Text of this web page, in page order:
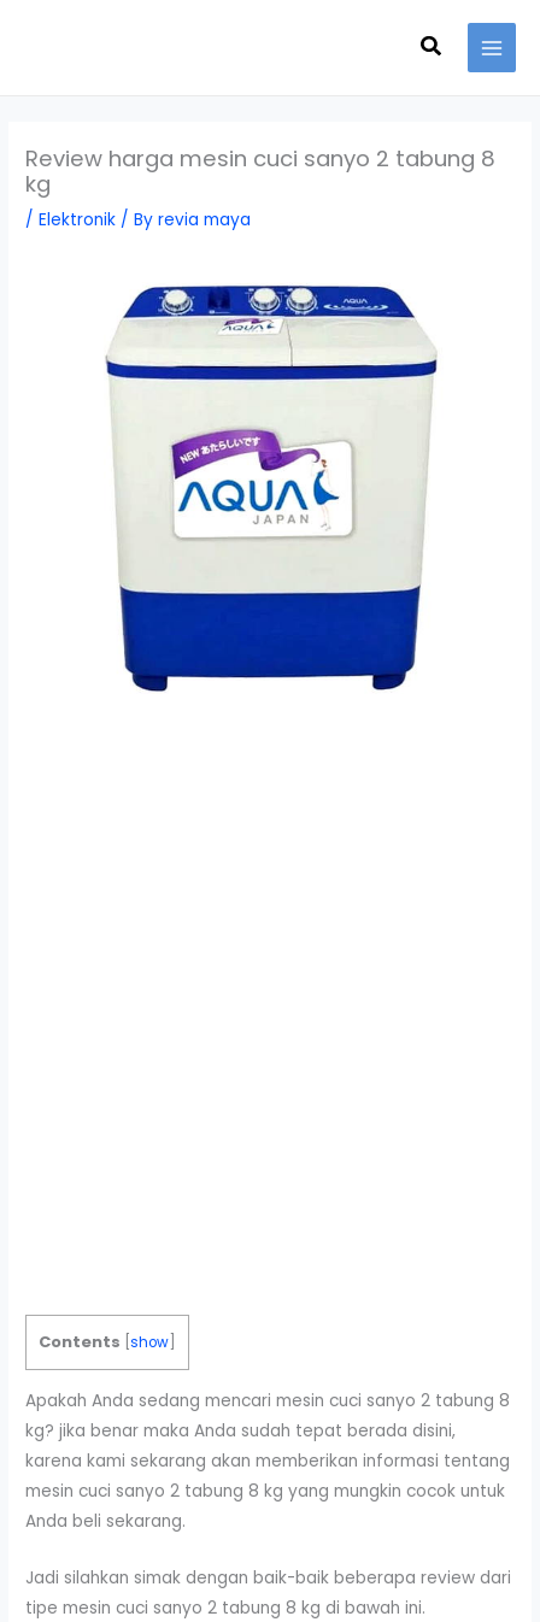
Search
Review harga mesin cuci sanyo 2 tabung 8
kg
/Elektronik / Byrevia maya
Contents [show
Apakah Anda sedang mencari mesin cuci sanyo 2 tabung 8
kg? jika benar maka Anda sudah tepat berada disini,
karena kami sekarang akan memberikan informasi tentang
mesin cuci sanyo 2 tabung 8 kg yang mungkin cocok untuk
Anda beli sekarang.
Jadi silahkan simak dengan baik-baik beberapa review dari
tipe mesin cuci sanyo 2 tabung 8 kg di bawah ini.